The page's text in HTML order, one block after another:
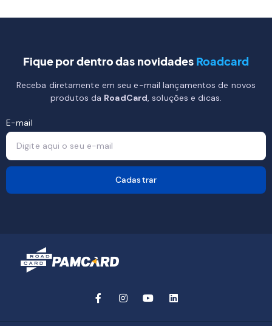
Fique por dentro das novidades Roadcard
Receba diretamente em seu e-mail lançamentos de novos
produtos da RoadCard, soluções e dicas.
E-mail
Cadastrar